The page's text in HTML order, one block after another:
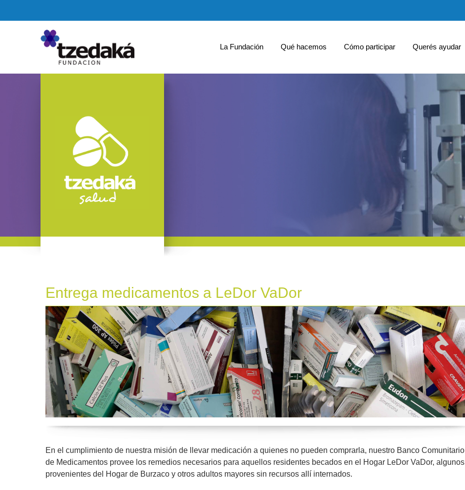
La Fundación Qué hacemos Cómo participar Querés ayudar
Entrega medicamentos a LeDor VaDor
En el cumplimiento de nuestra misión de llevar medicación a quienes no pueden comprarla, nuestro Banco Comunitario
de Medicamentos provee los remedios necesarios para aquellos residentes becados en el Hogar LeDor VaDor, algunos
provenientes del Hogar de Burzaco y otros adultos mayores sin recursos allí internados.